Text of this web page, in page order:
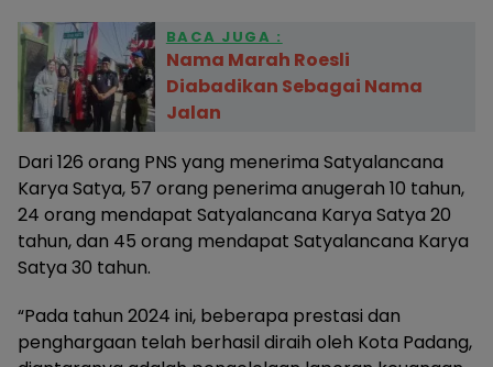
BACA JUGA :
Nama Marah Roesli
Diabadikan Sebagai Nama
Jalan
Dari 126 orang PNS yang menerima Satyalancana
Karya Satya, 57 orang penerima anugerah 10 tahun,
24 orang mendapat Satyalancana Karya Satya 20
tahun, dan 45 orang mendapat Satyalancana Karya
Satya 30 tahun.
“Pada tahun 2024 ini, beberapa prestasi dan
penghargaan telah berhasil diraih oleh Kota Padang,